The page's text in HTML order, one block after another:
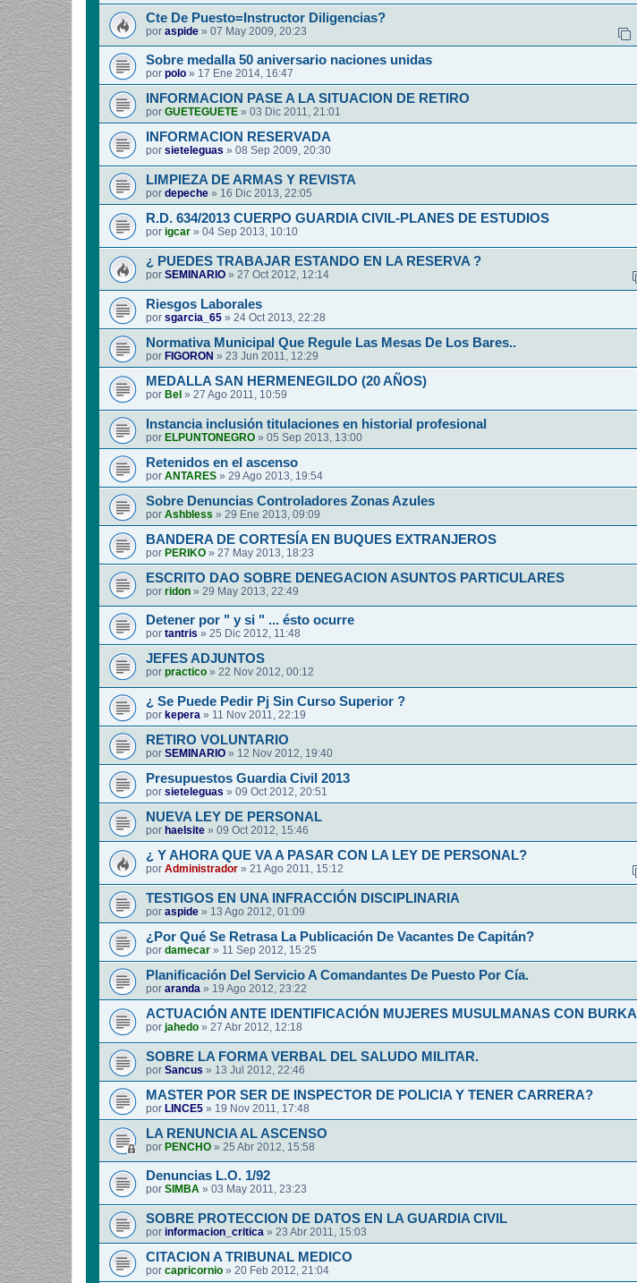
Cte De Puesto=Instructor Diligencias?
por aspide » 07 May 2009, 20:23
Sobre medalla 50 aniversario naciones unidas
por polo » 17 Ene 2014, 16:47
INFORMACION PASE A LA SITUACION DE RETIRO
por GUETEGUETE » 03 Dic 2011, 21:01
INFORMACION RESERVADA
por sieteleguas » 08 Sep 2009, 20:30
LIMPIEZA DE ARMAS Y REVISTA
por depeche » 16 Dic 2013, 22:05
R.D. 634/2013 CUERPO GUARDIA CIVIL-PLANES DE ESTUDIOS
por igcar » 04 Sep 2013, 10:10
¿ PUEDES TRABAJAR ESTANDO EN LA RESERVA ?
por SEMINARIO » 27 Oct 2012, 12:14
Riesgos Laborales
por sgarcia_65 » 24 Oct 2013, 22:28
Normativa Municipal Que Regule Las Mesas De Los Bares..
por FIGORON » 23 Jun 2011, 12:29
MEDALLA SAN HERMENEGILDO (20 AÑOS)
por Bel » 27 Ago 2011, 10:59
Instancia inclusión titulaciones en historial profesional
por ELPUNTONEGRO » 05 Sep 2013, 13:00
Retenidos en el ascenso
por ANTARES » 29 Ago 2013, 19:54
Sobre Denuncias Controladores Zonas Azules
por Ashbless » 29 Ene 2013, 09:09
BANDERA DE CORTESÍA EN BUQUES EXTRANJEROS
por PERIKO » 27 May 2013, 18:23
ESCRITO DAO SOBRE DENEGACION ASUNTOS PARTICULARES
por ridon » 29 May 2013, 22:49
Detener por " y si " ... ésto ocurre
por tantris » 25 Dic 2012, 11:48
JEFES ADJUNTOS
por practico » 22 Nov 2012, 00:12
¿ Se Puede Pedir Pj Sin Curso Superior ?
por kepera » 11 Nov 2011, 22:19
RETIRO VOLUNTARIO
por SEMINARIO » 12 Nov 2012, 19:40
Presupuestos Guardia Civil 2013
por sieteleguas » 09 Oct 2012, 20:51
NUEVA LEY DE PERSONAL
por haelsite » 09 Oct 2012, 15:46
¿ Y AHORA QUE VA A PASAR CON LA LEY DE PERSONAL?
por Administrador » 21 Ago 2011, 15:12
TESTIGOS EN UNA INFRACCIÓN DISCIPLINARIA
por aspide » 13 Ago 2012, 01:09
¿Por Qué Se Retrasa La Publicación De Vacantes De Capitán?
por damecar » 11 Sep 2012, 15:25
Planificación Del Servicio A Comandantes De Puesto Por Cía.
por aranda » 19 Ago 2012, 23:22
ACTUACIÓN ANTE IDENTIFICACIÓN MUJERES MUSULMANAS CON BURKA
por jahedo » 27 Abr 2012, 12:18
SOBRE LA FORMA VERBAL DEL SALUDO MILITAR.
por Sancus » 13 Jul 2012, 22:46
MASTER POR SER DE INSPECTOR DE POLICIA Y TENER CARRERA?
por LINCE5 » 19 Nov 2011, 17:48
LA RENUNCIA AL ASCENSO
por PENCHO » 25 Abr 2012, 15:58
Denuncias L.O. 1/92
por SIMBA » 03 May 2011, 23:23
SOBRE PROTECCION DE DATOS EN LA GUARDIA CIVIL
por informacion_critica » 23 Abr 2011, 15:03
CITACION A TRIBUNAL MEDICO
por capricornio » 20 Feb 2012, 21:04